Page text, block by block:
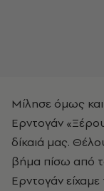
Μίλησε όμως
Ερντογάν
δίκαιά μας.
βήμα πίσω από
Ερντογάν είχαμε